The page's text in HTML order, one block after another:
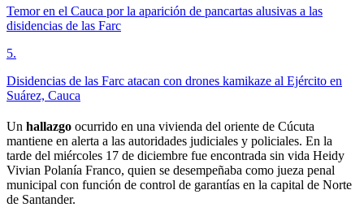
Temor en el Cauca por la aparición de pancartas alusivas a las
disidencias de las Farc
5.
Disidencias de las Farc atacan con drones kamikaze al Ejército en
Suárez, Cauca
Un hallazgo ocurrido en una vivienda del oriente de Cúcuta
mantiene en alerta a las autoridades judiciales y policiales. En la
tarde del miércoles 17 de diciembre fue encontrada sin vida Heidy
Vivian Polanía Franco, quien se desempeñaba como jueza penal
municipal con función de control de garantías en la capital de Norte
de Santander.